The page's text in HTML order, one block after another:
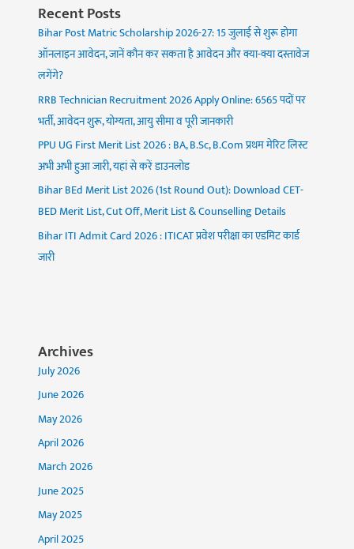
Recent Posts
Bihar Post Matric Scholarship 2026-27: 15 जुलाई से शुरू होगा
ऑनलाइन आवेदन, जानें कौन कर सकता है आवेदन और क्या-क्या दस्तावेज
लगेंगे?
RRB Technician Recruitment 2026 Apply Online: 6565 पदों पर
भर्ती, आवेदन शुरू, योग्यता, आयु सीमा व पूरी जानकारी
PPU UG First Merit List 2026 : BA, B.Sc, B.Com प्रथम मेरिट लिस्ट
अभी अभी हुआ जारी, यहां से करें डाउनलोड
Bihar BEd Merit List 2026 (1st Round Out): Download CET-
BED Merit List, Cut Off, Merit List & Counselling Details
Bihar ITI Admit Card 2026 : ITICAT प्रवेश परीक्षा का एडमिट कार्ड
जारी
Archives
July 2026
June 2026
May 2026
April 2026
March 2026
June 2025
May 2025
April 2025